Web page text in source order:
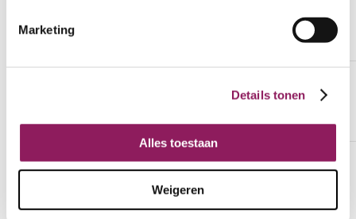
Marketing
Details tonen
Alles toestaan
Weigeren
Ingang Jumbo